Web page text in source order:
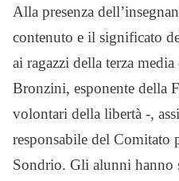
Alla presenza
contenuto e il significato
ai ragazzi della terza
Bronzini, esponente della
volontari della libertà -,
responsabile del Comitato
Sondrio. Gli alunni hanno